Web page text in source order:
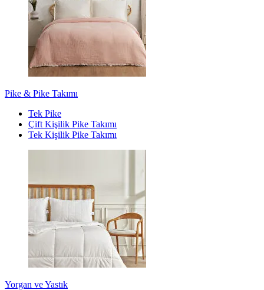
Pike & Pike Takımı
Tek Pike
Çift Kişilik Pike Takımı
Tek Kişilik Pike Takımı
Yorgan ve Yastık